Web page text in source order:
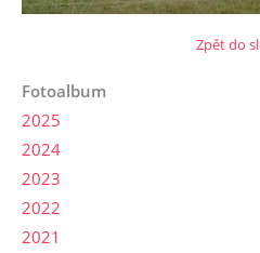
Zpět do
Fotoalbum
2025
2024
2023
2022
2021